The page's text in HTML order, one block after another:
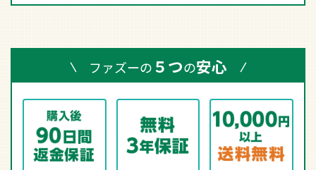
ファズーの５つの安心